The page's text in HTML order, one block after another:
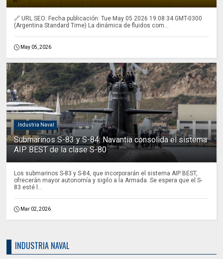
🔗 URL SEO: Fecha publicación: Tue May 05 2026 19:08:34 GMT-0300
(Argentina Standard Time) La dinámica de fluidos com...
May 05, 2026
.Industria Naval
Submarinos S-83 y S-84: Navantia consolida el sistema
AIP BEST de la clase S-80
Los submarinos S-83 y S-84, que incorporarán el sistema AIP BEST,
ofrecerán mayor autonomía y sigilo a la Armada. Se espera que el S-
83 esté l...
Mar 02, 2026
INDUSTRIA NAVAL